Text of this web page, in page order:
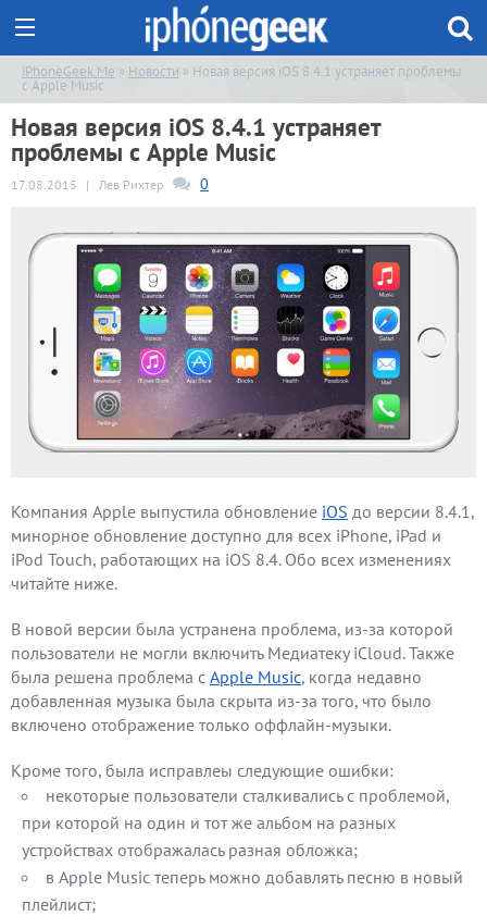
iPhoneGeek.Me » Новости » Новая версия iOS 8.4.1 устраняет проблемы
с Apple Music
Новая версия iOS 8.4.1 устраняет
проблемы с Apple Music
17.08.2015 | Лев Рихтер 0
Компания Apple выпустила обновление iOS до версии 8.4.1,
минорное обновление доступно для всех iPhone, iPad и
iPod Touch, работающих на iOS 8.4. Обо всех изменениях
читайте ниже.
В новой версии была устранена проблема, из-за которой
пользователи не могли включить Медиатеку iCloud. Также
была решена проблема с Apple Music, когда недавно
добавленная музыка была скрыта из-за того, что было
включено отображение только оффлайн-музыки.
Кроме того, была исправлеы следующие ошибки:
некоторые пользователи сталкивались с проблемой,
при которой на один и тот же альбом на разных
устройствах отображалась разная обложка;
в Apple Music теперь можно добавлять песню в новый
плейлист;